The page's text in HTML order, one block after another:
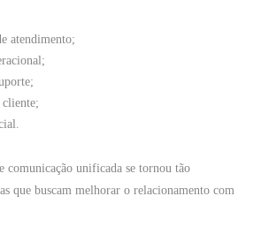
atendimento;
comunicação unificada se tornou tão
que buscam melhorar o relacionamento com